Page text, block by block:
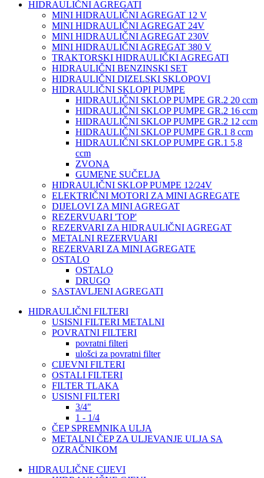
HIDRAULIČNI AGREGATI
MINI HIDRAULIČNI AGREGAT 12 V
MINI HIDRAULIČNI AGREGAT 24V
MINI HIDRAULIČNI AGREGAT 230V
MINI HIDRAULIČNI AGREGAT 380 V
TRAKTORSKI HIDRAULIČKI AGREGATI
HIDRAULIČNI BENZINSKI SET
HIDRAULIČNI DIZELSKI SKLOPOVI
HIDRAULIČNI SKLOPI PUMPE
HIDRAULIČNI SKLOP PUMPE GR.2 20 ccm
HIDRAULIČNI SKLOP PUMPE GR.2 16 ccm
HIDRAULIČNI SKLOP PUMPE GR.2 12 ccm
HIDRAULIČNI SKLOP PUMPE GR.1 8 ccm
HIDRAULIČNI SKLOP PUMPE GR.1 5,8
ccm
ZVONA
GUMENE SUČELJA
HIDRAULIČNI SKLOP PUMPE 12/24V
ELEKTRIČNI MOTORI ZA MINI AGREGATE
DIJELOVI ZA MINI AGREGAT
REZERVUARI 'TOP'
REZERVARI ZA HIDRAULIČNI AGREGAT
METALNI REZERVUARI
REZERVARI ZA MINI AGREGATE
OSTALO
OSTALO
DRUGO
SASTAVLJENI AGREGATI
HIDRAULIČNI FILTERI
USISNI FILTERI METALNI
POVRATNI FILTERI
povratni filteri
ulošci za povratni filter
CIJEVNI FILTERI
OSTALI FILTERI
FILTER TLAKA
USISNI FILTERI
3/4"
1 - 1/4
ČEP SPREMNIKA ULJA
METALNI ČEP ZA ULJEVANJE ULJA SA
OZRAČNIKOM
HIDRAULIČNE CIJEVI